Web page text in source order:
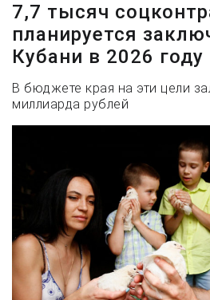
7,7 тысяч
планируется
Кубани в 2026 году
В бюджете края на эти цели
миллиарда рублей